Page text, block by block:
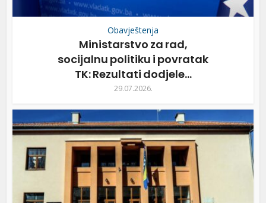
Obavještenja
Ministarstvo za rad,
socijalnu politiku i povratak
TK: Rezultati dodjele...
29.07.2026.